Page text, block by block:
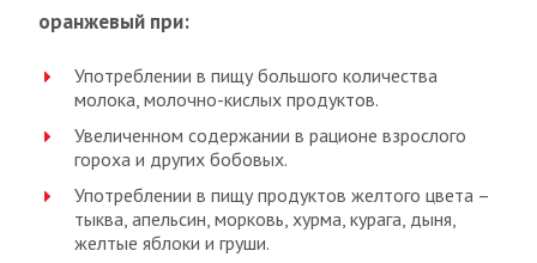
оранжевый при:
Употреблении в пищу большого количества
молока, молочно-кислых продуктов.
Увеличенном содержании в рационе взрослого
гороха и других бобовых.
Употреблении в пищу продуктов желтого цвета –
тыква, апельсин, морковь, хурма, курага, дыня,
желтые яблоки и груши.